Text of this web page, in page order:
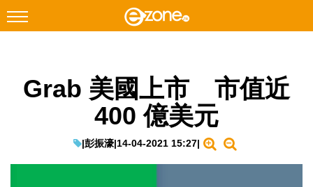
Facebook Instagram
遊戲動漫
Grab 美國上市 市值近
400 億美元
|彭振濠|14-04-2021 15:27|